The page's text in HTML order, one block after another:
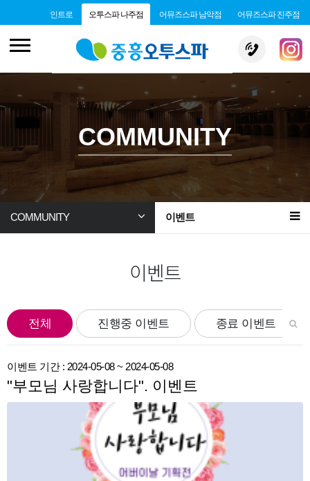
인트로 오투스파 나주점 어뮤즈스파 남악점 어뮤즈스파 진주점
COMMUNITY
COMMUNITY 이벤트
이벤트
전체 진행중 이벤트 종료 이벤트
이벤트 기간 : 2024-05-08 ~ 2024-05-08
"부모님 사랑합니다". 이벤트